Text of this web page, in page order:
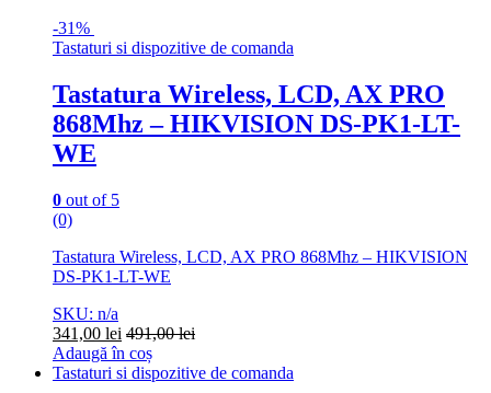
-31%
Tastaturi si dispozitive de comanda
Tastatura Wireless, LCD, AX PRO
868Mhz – HIKVISION DS-PK1-LT-
WE
0 out of 5
(0)
Tastatura Wireless, LCD, AX PRO 868Mhz – HIKVISION
DS-PK1-LT-WE
SKU: n/a
341,00 lei 491,00lei
Adaugă în coș
Tastaturi si dispozitive de comanda